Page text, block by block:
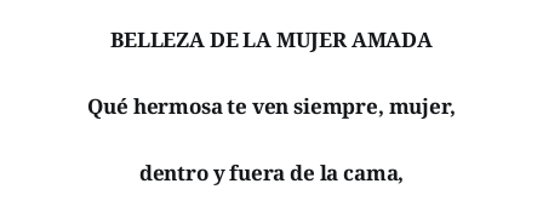
BELLEZA DE LA MUJER AMADA
Qué hermosa te ven siempre, mujer,
dentro y fuera de la cama,